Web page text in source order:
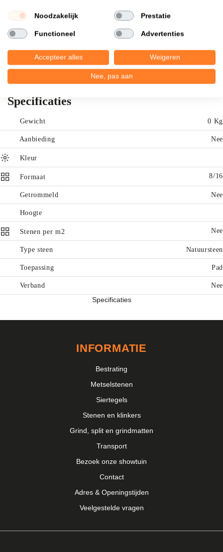
Hoog • Kleur: geel en zachtrood-roze-oranje • Soortelijk gewicht:
± 1600kg per m3 • Vorm: Hoekig (gebroken) • Bijzonderheden:
Goede slijtvastheid Voor deze splitsoort geldt: langere
Specificaties
Gewicht 0 Kg
Aanbieding Nee
Kleur
Formaat 8/16
Getrommeld Nee
Hoogte
Stenen per m2 Nee
Type steen Natuursteen
Toepassing Pad
Verband Nee
Specificaties
INFORMATIE
Bestrating
Metselstenen
Siertegels
Stenen en klinkers
Grind, split en grindmatten
Transport
Bezoek onze showtuin
Contact
Adres & Openingstijden
Veelgestelde vragen
Noodzakelijk Prestatie
Functioneel Advertenties
Accepteer alles Weigeren
Nee, pas aan